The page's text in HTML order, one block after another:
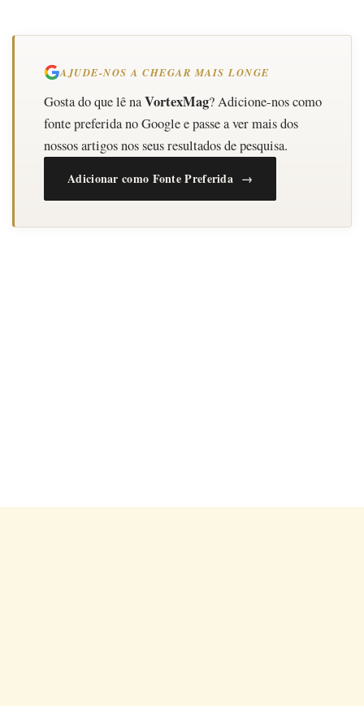
AJUDE-NOS A CHEGAR MAIS LONGE
Gosta do que lê naVortexMag? Adicione-nos como
fonte preferida no Google e passe a ver mais dos
nossos artigos nos seus resultados de pesquisa.
Adicionar como Fonte Preferida →